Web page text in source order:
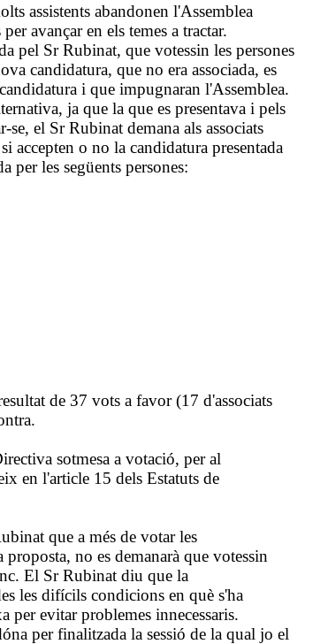
assistents abandonen l'Assemblea
avançar en els temes a tractar.
pel Sr Rubinat, que votessin les persones
candidatura, que no era associada, es
i que impugnaran l'Assemblea.
ja que la que es presentava i pels
el Sr Rubinat demana als associats
accepten o no la candidatura presentada
per les següents persones:
de 37 vots a favor (17 d'associats
sotmesa a votació, per al
en l'article 15 dels Estatuts de
que a més de votar les
no es demanarà que votessin
El Sr Rubinat diu que la
les difícils condicions en què s'ha
per evitar problemes innecessaris.
per finalitzada la sessió de la qual jo el